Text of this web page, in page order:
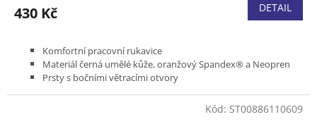
430 Kč DETAIL
Komfortní pracovní rukavice
Materiál černá umělé kůže, oranžový Spandex® a Neopren
Prsty s bočními větracími otvory
Kód: ST00886110609